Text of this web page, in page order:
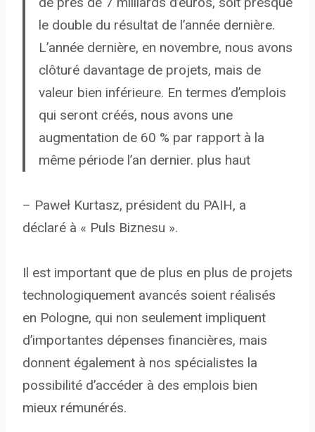
le double du résultat de l’année dernière.
L’année dernière, en novembre, nous avons
clôturé davantage de projets, mais de
valeur bien inférieure. En termes d’emplois
qui seront créés, nous avons une
augmentation de 60 % par rapport à la
même période l’an dernier. plus haut
– Paweł Kurtasz, président du PAIH, a
déclaré à « Puls Biznesu ».
Il est important que de plus en plus de projets
technologiquement avancés soient réalisés
en Pologne, qui non seulement impliquent
d’importantes dépenses financières, mais
donnent également à nos spécialistes la
possibilité d’accéder à des emplois bien
mieux rémunérés.